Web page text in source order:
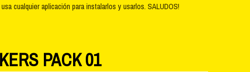
cualquier aplicación para instalarlos y usarlos. SALUDOS!
PACK 01